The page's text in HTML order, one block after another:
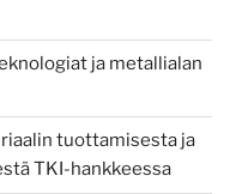
ja metallialan
tuottamisesta ja
TKI-hankkeessa